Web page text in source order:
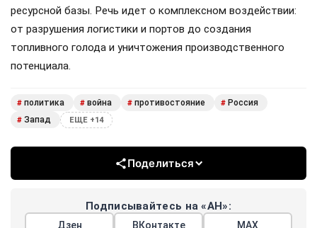
ресурсной базы. Речь идет о комплексном воздействии:
от разрушения логистики и портов до создания
топливного голода и уничтожения производственного
потенциала.
# политика # война # противостояние # Россия
# Запад ЕЩЕ +14
Поделиться
Подписывайтесь на «АН»:
Дзен ВКонтакте МАХ